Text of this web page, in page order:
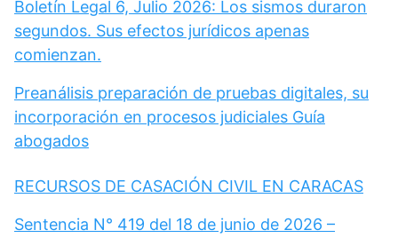
Boletín Legal 6, Julio 2026: Los sismos duraron
segundos. Sus efectos jurídicos apenas
comienzan.
Preanálisis preparación de pruebas digitales, su
incorporación en procesos judiciales Guía
abogados
RECURSOS DE CASACIÓN CIVIL EN CARACAS
Sentencia N° 419 del 18 de junio de 2026 –